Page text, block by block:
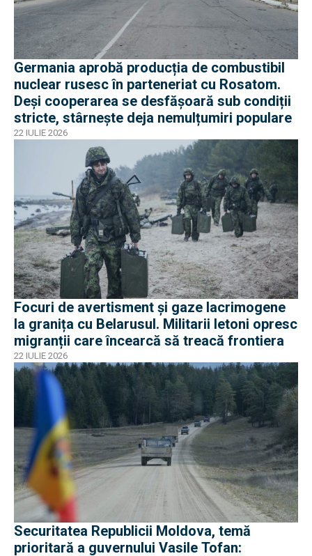
Germania aprobă producția de combustibil
nuclear rusesc în parteneriat cu Rosatom.
Deși cooperarea se desfășoară sub condiții
stricte, stârnește deja nemulțumiri populare
22 IULIE 2026
Focuri de avertisment și gaze lacrimogene
la granița cu Belarusul. Militarii letoni opresc
migranții care încearcă să treacă frontiera
22 IULIE 2026
Securitatea Republicii Moldova, temă
prioritară a guvernului Vasile Tofan: